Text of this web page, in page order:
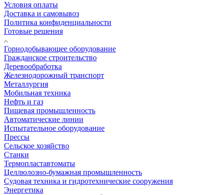
Условия оплаты
Доставка и самовывоз
Политика конфиденциальности
Готовые решения
Горнодобывающее оборудование
Гражданское строительство
Деревообработка
Железнодорожный транспорт
Металлургия
Мобильная техника
Нефть и газ
Пищевая промышленность
Автоматические линии
Испытательное оборудование
Прессы
Сельское хозяйство
Станки
Термопластавтоматы
Целлюлозно-бумажная промышленность
Судовая техника и гидротехнические сооружения
Энергетика